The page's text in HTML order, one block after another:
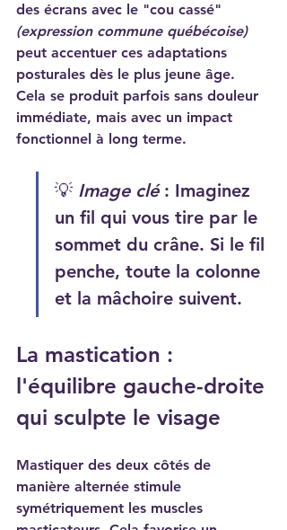
des écrans avec le "cou cassé"
(expression commune québécoise)
peut accentuer ces adaptations
posturales dès le plus jeune âge.
Cela se produit parfois sans douleur
immédiate, mais avec un impact
fonctionnel à long terme.
💡 Image clé : Imaginez
un fil qui vous tire par le
sommet du crâne. Si le fil
penche, toute la colonne
et la mâchoire suivent.
La mastication :
l'équilibre gauche-droite
qui sculpte le visage
Mastiquer des deux côtés de
manière alternée stimule
symétriquement les muscles